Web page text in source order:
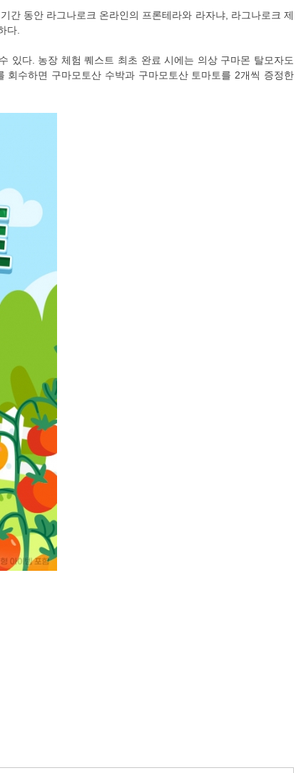
간 동안 라그나로크 온라인의 프론테라와 라자냐, 라그나로크 제
다.
있다. 농장 체험 퀘스트 최초 완료 시에는 의상 구마몬 탈모자도
회수하면 구마모토산 수박과 구마모토산 토마토를 2개씩 증정한